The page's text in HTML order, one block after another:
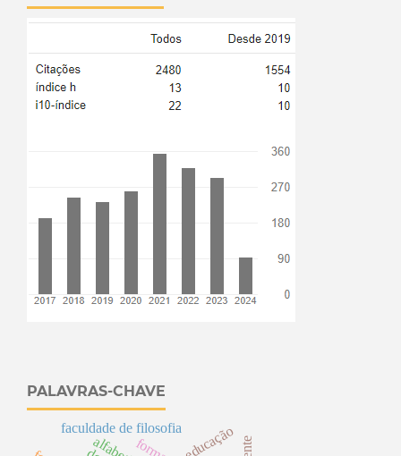
PALAVRAS-CHAVE
faculdade de filosofia educação